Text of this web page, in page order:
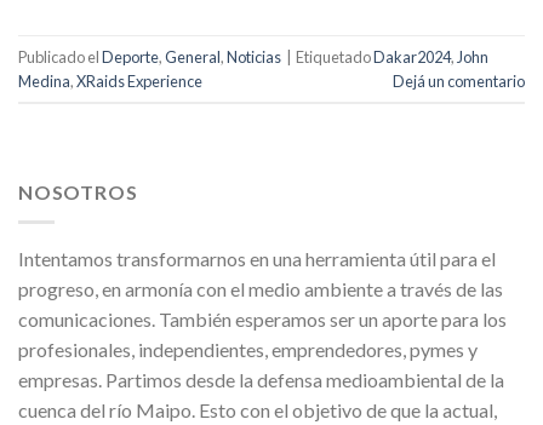
Publicado elDeporte,General,Noticias EtiquetadoDakar2024, John
Medina,XRaids Experience Dejá un comentario
NOSOTROS
Intentamos transformarnos en una herramienta útil para el
progreso, en armonía con el medio ambiente a través de las
comunicaciones. También esperamos ser un aporte para los
profesionales, independientes, emprendedores, pymes y
empresas. Partimos desde la defensa medioambiental de la
cuenca del río Maipo. Esto con el objetivo de que la actual,